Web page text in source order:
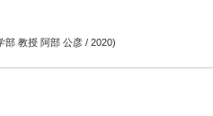
部 教授 阿部 公彦 / 2020)